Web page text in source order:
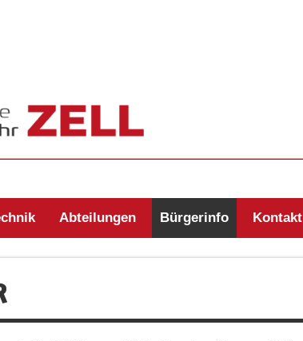
Zell/Odw.
Abteilungen Bürgerinfo Kontakt